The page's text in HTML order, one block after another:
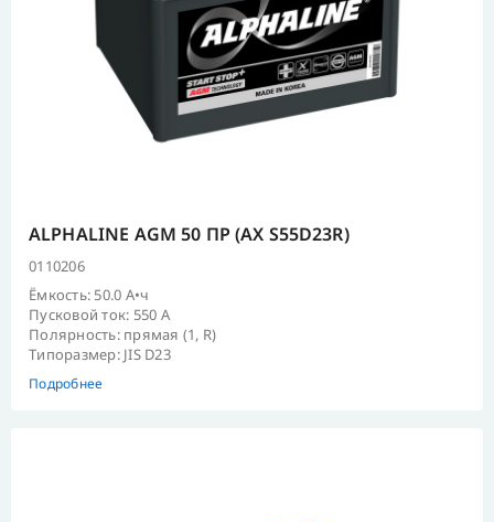
ALPHALINE AGM 50 ПР (AX S55D23R)
0110206
Ёмкость: 50.0 А•ч
Пусковой ток: 550 А
Полярность: прямая (1, R)
Типоразмер: JIS D23
Подробнее